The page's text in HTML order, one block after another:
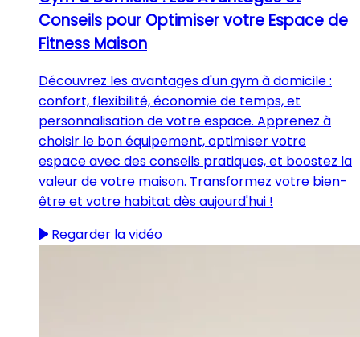
Conseils pour Optimiser votre Espace de
Fitness Maison
Découvrez les avantages d'un gym à domicile :
confort, flexibilité, économie de temps, et
personnalisation de votre espace. Apprenez à
choisir le bon équipement, optimiser votre
espace avec des conseils pratiques, et boostez la
valeur de votre maison. Transformez votre bien-
être et votre habitat dès aujourd'hui !
Regarder la vidéo